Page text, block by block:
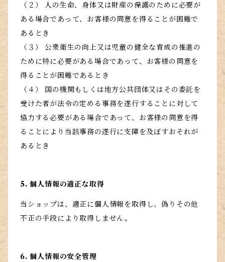
（２） 人の生命、身体又は財産の保護のために必要が
ある場合であって、お客様の同意を得ることが困難で
あるとき
（３） 公衆衛生の向上又は児童の健全な育成の推進の
ために特に必要がある場合であって、お客様の同意を
得ることが困難であるとき
（４） 国の機関もしくは地方公共団体又はその委託を
受けた者が法令の定める事務を遂行することに対して
協力する必要がある場合であって、お客様の同意を得
ることにより当該事務の遂行に支障を及ぼすおそれが
あるとき
5. 個人情報の適正な取得
当ショップは、適正に個人情報を取得し、偽りその他
不正の手段により取得しません。
6. 個人情報の安全管理